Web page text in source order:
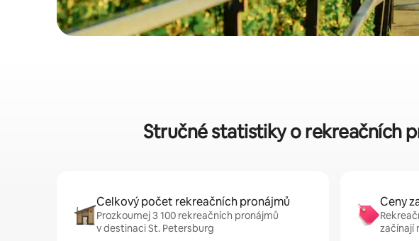
Stručné statistiky o rekreačních
Celkový počet rekreačních pronájmů
Prozkoumej 3 100 rekreačních pronájmů
v destinaci St. Petersburg
Ceny
začínají